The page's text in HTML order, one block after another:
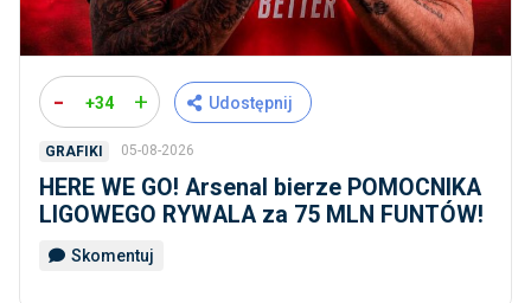
- +34 + Udostępnij
GRAFIKI 05-08-2026
HERE WE GO! Arsenal bierze POMOCNIKA
LIGOWEGO RYWALA za 75 MLN FUNTÓW!
Skomentuj